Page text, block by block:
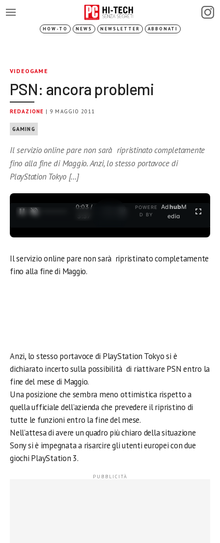
HOW-TO NEWS NEWSLETTER ABBONATI
VIDEOGAME
PSN: ancora problemi
REDAZIONE | 9 MAGGIO 2011
GAMING
Il servizio online pare non sarà ripristinato completamente
fino alla fine di Maggio. Anzi, lo stesso portavoce di
PlayStation Tokyo […]
0:03 /
3:37
POWERE
D BY
AdhubM
edia
Il servizio online pare non sarà ripristinato completamente
fino alla fine di Maggio.
Anzi, lo stesso portavoce di PlayStation Tokyo si è
dichiarato incerto sulla possibilità di riattivare PSN entro la
fine del mese di Maggio.
Una posizione che sembra meno ottimistica rispetto a
quella ufficiale dell’azienda che prevedere il ripristino di
tutte le funzioni entro la fine del mese.
Nell’attesa di avere un quadro più chiaro della situazione
Sony si è impegnata a risarcire gli utenti europei con due
giochi PlayStation 3.